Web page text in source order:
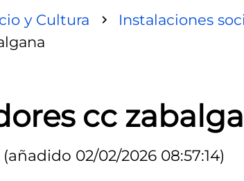
y Cultura
Instalaciones
cc
(añadido 02/02/2026 08:57:14)